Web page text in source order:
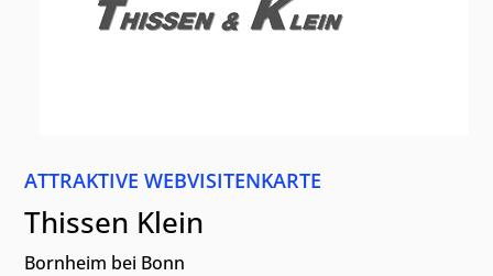
ATTRAKTIVE WEBVISITENKARTE
Thissen Klein
Bornheim bei Bonn